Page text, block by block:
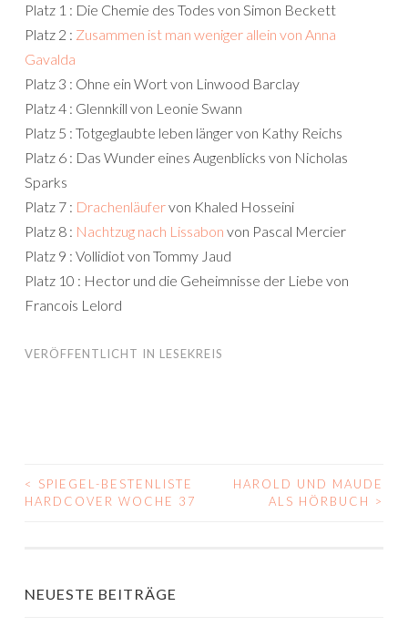
Platz 1 : Die Chemie des Todes von Simon Beckett
Platz 2 : Zusammen ist man weniger allein von Anna
Gavalda
Platz 3 : Ohne ein Wort von Linwood Barclay
Platz 4 : Glennkill von Leonie Swann
Platz 5 : Totgeglaubte leben länger von Kathy Reichs
Platz 6 : Das Wunder eines Augenblicks von Nicholas
Sparks
Platz 7 : Drachenläufervon Khaled Hosseini
Platz 8 : Nachtzug nach Lissabon von Pascal Mercier
Platz 9 : Vollidiot von Tommy Jaud
Platz 10 : Hector und die Geheimnisse der Liebe von
Francois Lelord
VERÖFFENTLICHT IN LESEKREIS
BEITRAGS-
<
SPIEGEL-BESTENLISTE
HARDCOVER WOCHE 37
HAROLD UND MAUDE
ALS HÖRBUCH
>
NEUESTE BEITRÄGE